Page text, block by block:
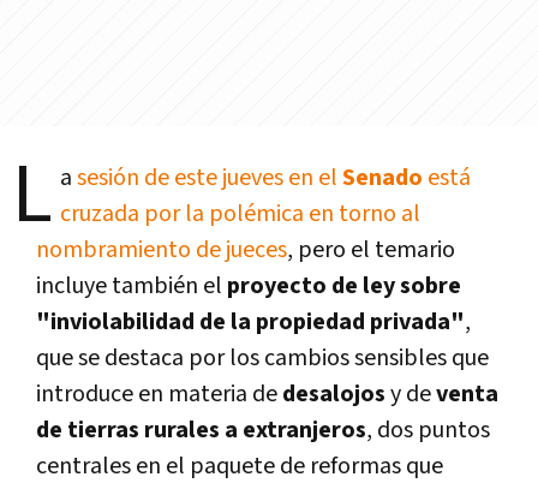
L asesión de este jueves en elSenado está
cruzada por la polémica en torno al
nombramiento de jueces, pero el temario
incluye también el proyecto de ley sobre
"inviolabilidad de la propiedad privada",
que se destaca por los cambios sensibles que
introduce en materia dedesalojosy deventa
de tierras rurales a extranjeros, dos puntos
centrales en el paquete de reformas que